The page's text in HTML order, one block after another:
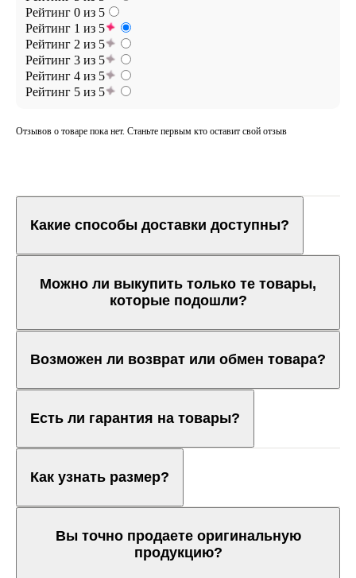
Рейтинг 0 из 5
Рейтинг 1 из 5
Рейтинг 2 из 5
Рейтинг 3 из 5
Рейтинг 4 из 5
Рейтинг 5 из 5
Отзывов о товаре пока нет. Станьте первым кто оставит свой отзыв
Какие способы доставки доступны?
Можно ли выкупить только те товары,
которые подошли?
Возможен ли возврат или обмен товара?
Есть ли гарантия на товары?
Как узнать размер?
Вы точно продаете оригинальную
продукцию?